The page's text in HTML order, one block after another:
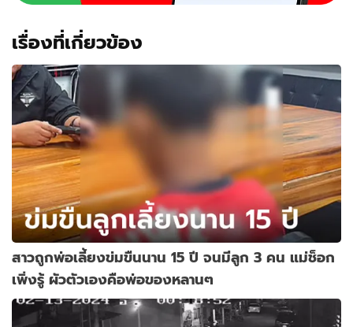
เรื่องที่เกี่ยวข้อง
สาวถูกพ่อเลี้ยงข่มขืนนาน 15 ปี จนมีลูก 3 คน แม่ช็อก
เพิ่งรู้ ผัวตัวเองคือพ่อของหลานๆ